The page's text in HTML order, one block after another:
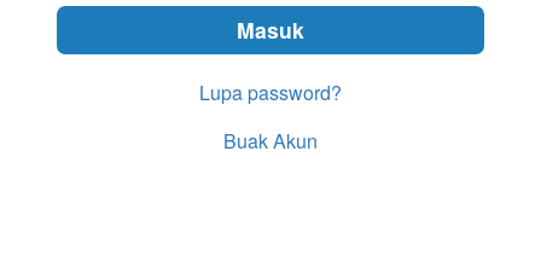
Lupa password?
Buak Akun